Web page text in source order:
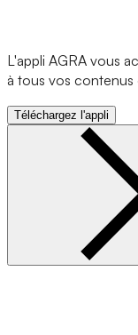
L'appli AGRA vous
à tous vos contenus
Téléchargez l'appli